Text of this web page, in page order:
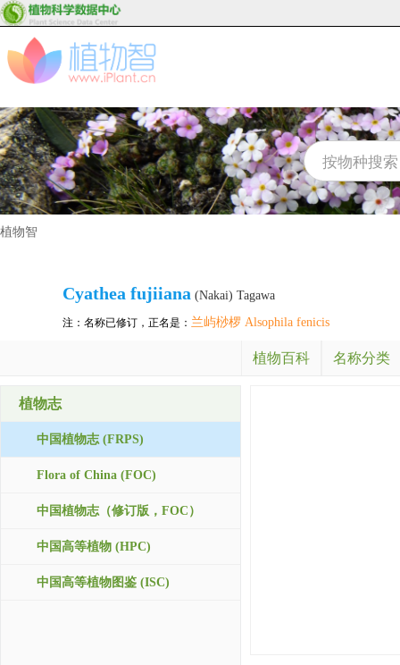
植物智
Cyathea fujiiana (Nakai) Tagawa
注：名称已修订，正名是： 兰屿桫椤 Alsophila fenicis
植物百科 名称分类
植物志
中国植物志 (FRPS)
Flora of China (FOC)
中国植物志（修订版，FOC）
中国高等植物 (HPC)
中国高等植物图鉴 (ISC)